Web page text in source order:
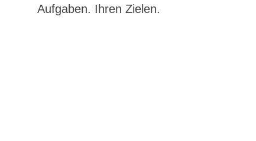
Aufgaben. Ihren Zielen.